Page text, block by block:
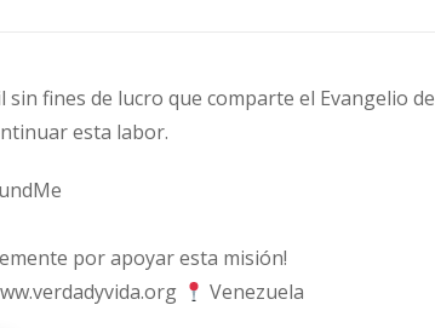
sin fines de lucro que comparte el Evangelio de
esta labor.
por apoyar esta misión!
Venezuela